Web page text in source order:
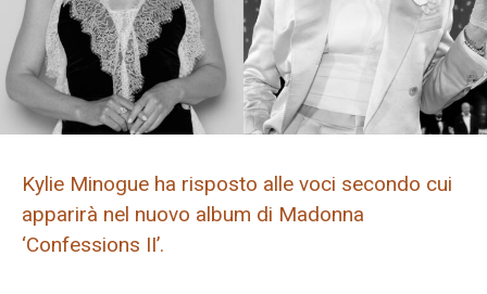
Kylie Minogue ha risposto alle voci secondo cui
apparirà nel nuovo album di Madonna
‘Confessions II’.